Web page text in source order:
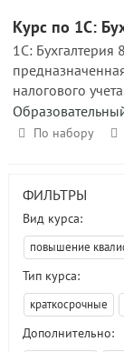
Курс по 1С:
1С: Бухгалтерия
налогового
По набору
ФИЛЬТРЫ
Вид курса:
повышение
Тип курса:
краткосрочные
Дополнительно: